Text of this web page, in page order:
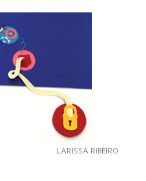
LARISSA RIBEIRO